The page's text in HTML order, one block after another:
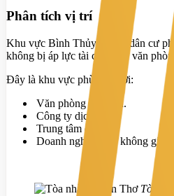
Phân tích vị trí
Khu vực Bình Thủy là khu dân cư
không bị áp lực tài chính về văn
Đây là khu vực phù hợp với:
Văn phòng đại diện.
Công ty dịch vụ.
Trung tâm đào tạo.
Doanh nghiệp cần không gian
Tòa